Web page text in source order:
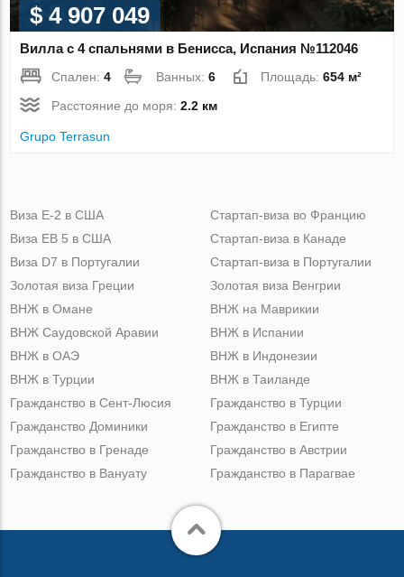
$ 4 907 049
Вилла с 4 спальнями в Бенисса, Испания №112046
Спален:4 Ванных:6 Площадь:654 м²
Расстояние до моря:2.2 км
Grupo Terrasun
Виза Е-2 в США
Виза ЕВ 5 в США
Виза D7 в Португалии
Золотая виза Греции
Стартап-виза во Францию
Стартап-виза в Канаде
Стартап-виза в Португалии
Золотая виза Венгрии
ВНЖ в Омане
ВНЖ Саудовской Аравии
ВНЖ в ОАЭ
ВНЖ в Турции
ВНЖ на Маврикии
ВНЖ в Испании
ВНЖ в Индонезии
ВНЖ в Таиланде
Гражданство в Сент-Люсия
Гражданство Доминики
Гражданство в Гренаде
Гражданство в Вануату
Гражданство в Турции
Гражданство в Египте
Гражданство в Австрии
Гражданство в Парагвае